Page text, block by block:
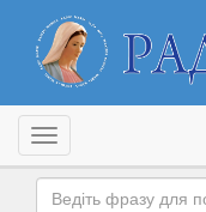
Toggle navigation